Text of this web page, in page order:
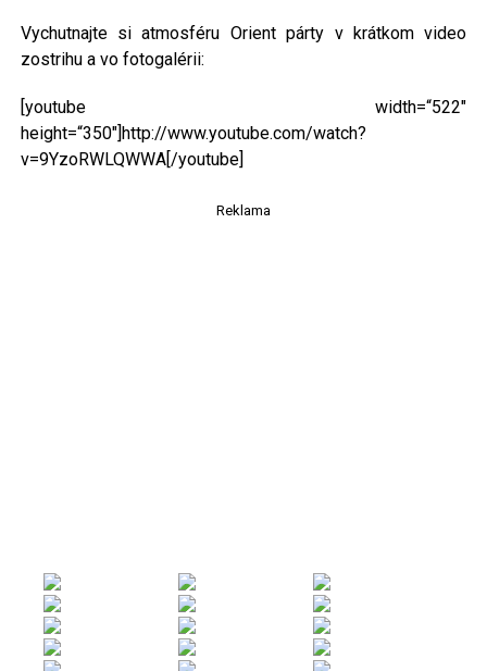
Vychutnajte si atmosféru Orient párty v krátkom video
zostrihu a vo fotogalérii:
[youtube width=“522″
height=“350″]http://www.youtube.com/watch?
v=9YzoRWLQWWA[/youtube]
Reklama